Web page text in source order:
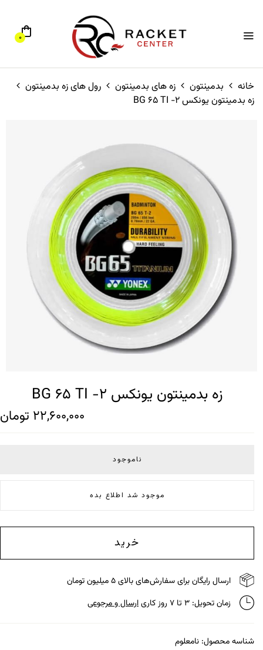
0
خانه بدمینتون زه های بدمینتون
رول های زه بدمینتون
زه بدمینتون یونکس BG 65 TI -2
زه بدمینتون یونکس BG 65 TI -2
22,600,000 تومان
ناموجود
موجود شد اطلاع بده
خرید
ارسال رایگان برای سفارش‌های بالای ۵ میلیون تومان
زمان تحویل: ۳ تا ۷ روز کاری
ارسال و مرجوعی
شناسه محصول: نامعلوم